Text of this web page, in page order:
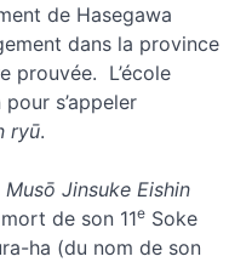
de Hasegawa
dans la province
prouvée. L’école
s’appeler
ryū.
Musō Jinsuke Eishin
de son 11e Soke
ha (du nom de son